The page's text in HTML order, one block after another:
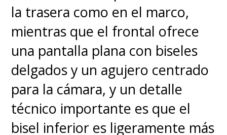
la trasera como en el marco,
mientras que el frontal ofrece
una pantalla plana con biseles
delgados y un agujero centrado
para la cámara, y un detalle
técnico importante es que el
bisel inferior es ligeramente más